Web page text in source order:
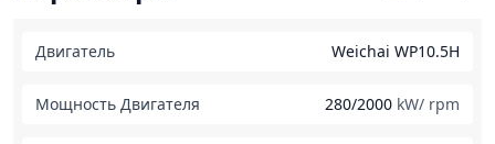
Двигатель Weichai WP10.5H
Мощность Двигателя 280/2000 kW/ rpm